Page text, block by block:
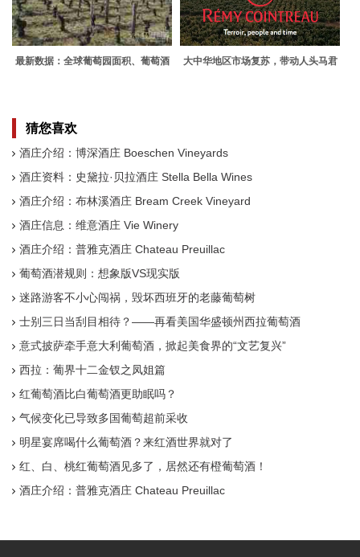
最新数据：全球葡萄园面积、葡萄酒
大中华地区市场复苏，带动人头马君
猜您喜欢
酒庄介绍：博深酒庄 Boeschen Vineyards
酒庄资料：史黛拉·贝拉酒庄 Stella Bella Wines
酒庄介绍：布林溪酒庄 Bream Creek Vineyard
酒庄信息：维意酒庄 Vie Winery
酒庄介绍：普雅克酒庄 Chateau Preuillac
葡萄酒潜规则：想象版VS现实版
迷路游客不小心闯祸，毁坏西班牙的老藤葡萄树
士别三日当刮目相待？——再看美国华盛顿州西拉葡萄酒
意式披萨牵手意大利葡萄酒，掀起美食界的“文艺复兴”
西拉：葡界十二金钗之凤姐篇
红葡萄酒比白葡萄酒更助眠吗？
气候变化已导致多国葡萄超前采收
明星宴席喝什么葡萄酒？来红酒世界就对了
红、白、桃红葡萄酒见多了，居然还有橙葡萄酒！
酒庄介绍：普雅克酒庄 Chateau Preuillac